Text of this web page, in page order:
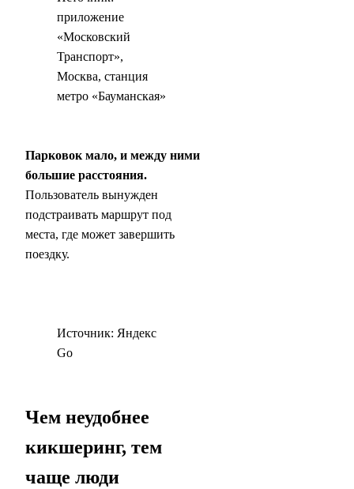
приложение
«Московский
Транспорт»,
Москва, станция
метро «Бауманская»
Парковок мало, и между ними
большие расстояния.
Пользователь вынужден
подстраивать маршрут под
места, где может завершить
поездку.
Источник: Яндекс
Go
Чем неудобнее
кикшеринг, тем
чаще люди